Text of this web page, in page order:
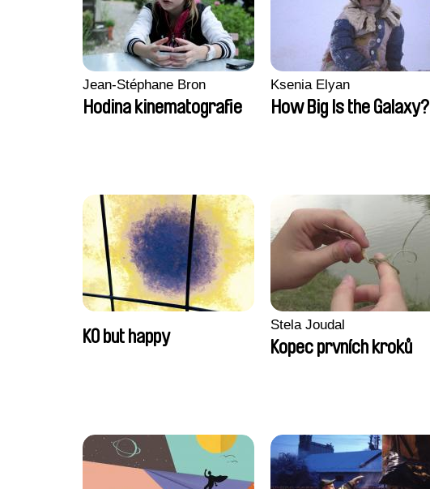
Jean-Stéphane Bron
Hodina kinematografie
Ksenia Elyan
How Big Is the Galaxy?
KO but happy
Stela Joudal
Kopec prvních kroků